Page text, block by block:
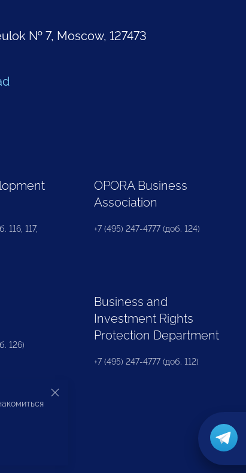
№ 7, Moscow, 127473
116, 117,
OPORA Business
Association
+7 (495) 247-4777 (доб. 124)
126)
Business and
Investment Rights
Protection Department
+7 (495) 247-4777 (доб. 112)